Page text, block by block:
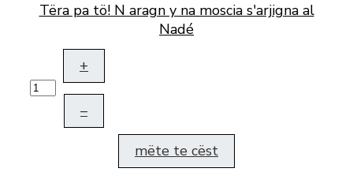
Tëra pa tö! N aragn y na moscia s'arjigna al
Nadé
+
–
mëte te cëst